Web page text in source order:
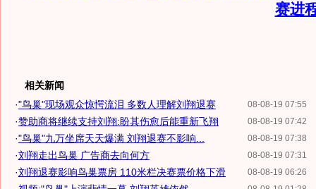
赛进
相关新闻
08-08-19 07:55
·"鸟巢"现场观众惊愕流泪 多数人理解刘翔退赛
08-08-19 07:42
·赞助商将继续支持刘翔:盼其伤愈后能重新飞翔
08-08-19 07:38
·"鸟巢"九万坐席天天爆满 刘翔退赛不影响...
08-08-19 07:31
·刘翔走出鸟巢 广告商去向何方
08-08-19 06:26
·刘翔退赛影响鸟巢票房 110米栏决赛票价格下滑